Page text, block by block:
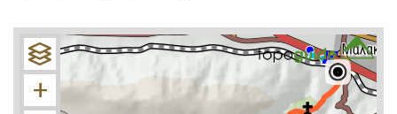
+
−
+